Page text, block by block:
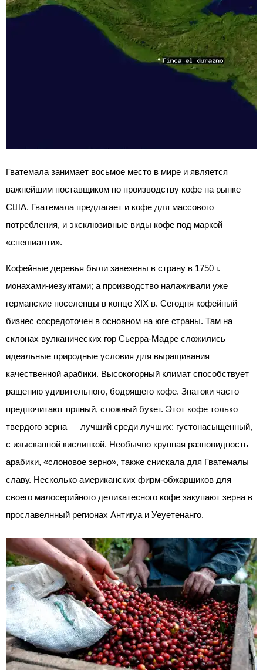
Гватемала занимает восьмое место в мире и является
важнейшим поставщиком по производству кофе на рынке
США. Гватемала предлагает и кофе для массового
потребления, и эксклюзивные виды кофе под маркой
«спешиалти».
Кофейные деревья были завезены в страну в 1750 г.
монахами-иезуитами; а производство налаживали уже
германские поселенцы в конце ХІХ в. Сегодня кофейный
бизнес сосредоточен в основном на юге страны. Там на
склонах вулканических гор Сьерра-Мадре сложились
идеальные природные условия для выращивания
качественной арабики. Высокогорный климат способствует
ращению удивительного, бодрящего кофе. Знатоки часто
предпочитают пряный, сложный букет. Этот кофе только
твердого зерна — лучший среди лучших: густонасыщенный,
с изысканной кислинкой. Необычно крупная разновидность
арабики, «слоновое зерно», также снискала для Гватемалы
славу. Несколько американских фирм-обжарщиков для
своего малосерийного деликатесного кофе закупают зерна в
прославелнный регионах Антигуа и Уеуетенанго.